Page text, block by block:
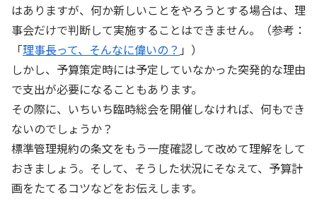
はありますが、何か新しいことをやろうとする場合は、理
事会だけで判断して実施することはできません。（参考：
「理事長って、そんなに偉いの？ 」）
しかし、予算策定時には予定していなかった突発的な理由
で支出が必要になることもあります。
その際に、いちいち臨時総会を開催しなければ、何もでき
ないのでしょうか？
標準管理規約の条文をもう一度確認して改めて理解をして
おきましょう。そして、そうした状況にそなえて、予算計
画をたてるコツなどをお伝えします。